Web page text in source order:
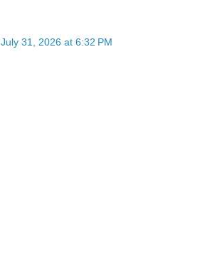
July 31, 2026 at 6:32 PM